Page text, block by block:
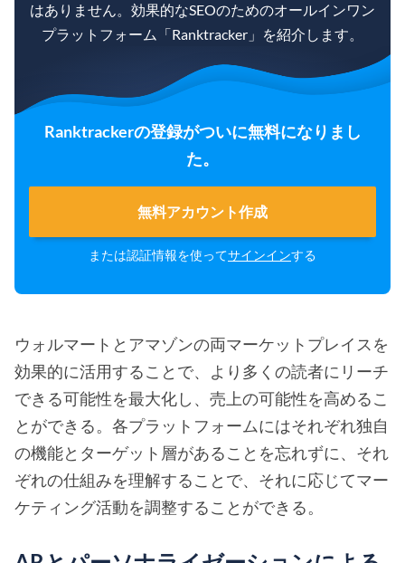
はありません。効果的なSEOのためのオールインワン
プラットフォーム「Ranktracker」を紹介します。
Ranktrackerの登録がついに無料になりまし
た。
無料アカウント作成
または認証情報を使ってサインインする
ウォルマートとアマゾンの両マーケットプレイスを
効果的に活用することで、より多くの読者にリーチ
できる可能性を最大化し、売上の可能性を高めるこ
とができる。各プラットフォームにはそれぞれ独自
の機能とターゲット層があることを忘れずに、それ
ぞれの仕組みを理解することで、それに応じてマー
ケティング活動を調整することができる。